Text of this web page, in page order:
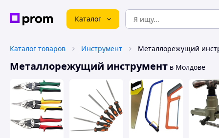
Каталог
Каталог товаров Инструмент Металлорежущий
Металлорежущий инструмент в Молдове